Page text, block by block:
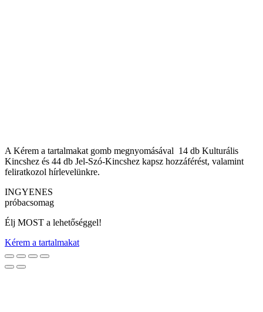
A Kérem a tartalmakat gomb megnyomásával 14 db Kulturális
Kincshez és 44 db Jel-Szó-Kincshez kapsz hozzáférést, valamint
feliratkozol hírlevelünkre.
INGYENES
próbacsomag
Élj MOST a lehetőséggel!
Kérem a tartalmakat